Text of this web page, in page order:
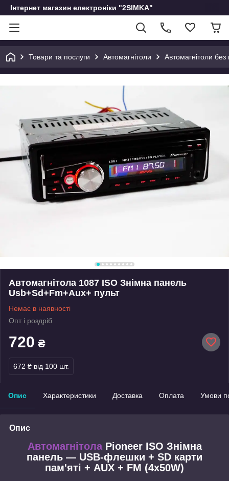
Інтернет магазин електроніки "2SIMKA"
Товари та послуги Автомагнітоли Автомагнітоли
Автомагнітола 1087 ISO Знімна панель
Usb+Sd+Fm+Aux+ пульт
Немає в наявності
Опт і роздріб
720 ₴
672 ₴ від 100 шт.
Опис Характеристики Доставка Оплата Умови
Опис
АвтомагнітолаPioneer ISO Знімна
панель — USB-флешки + SD карти
пам'яті + AUX + FM (4x50W)